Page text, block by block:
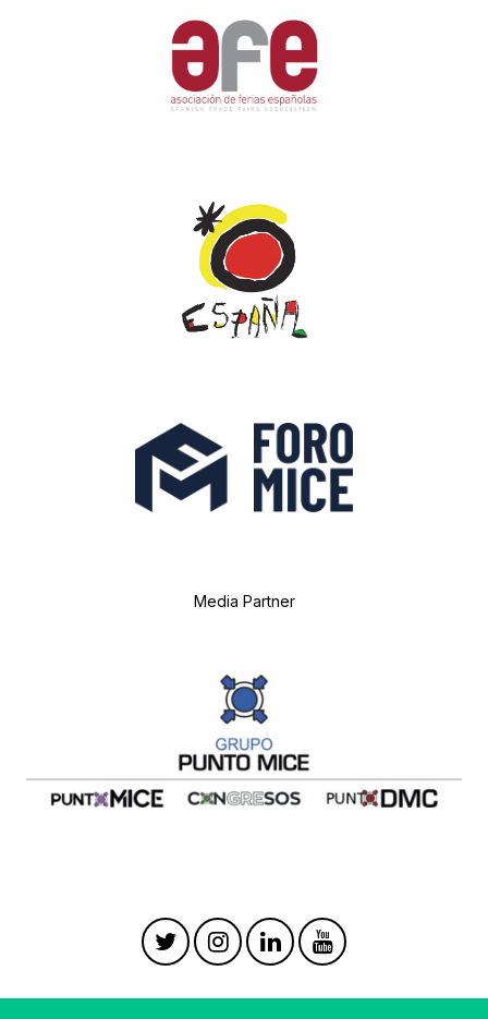
Media Partner